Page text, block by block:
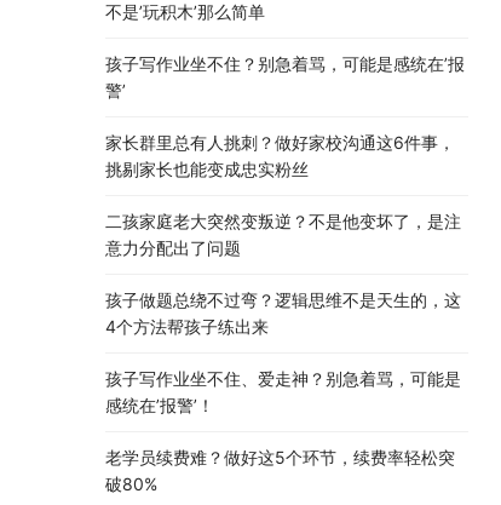
不是’玩积木’那么简单
孩子写作业坐不住？别急着骂，可能是感统在’报
警’
家长群里总有人挑刺？做好家校沟通这6件事，
挑剔家长也能变成忠实粉丝
二孩家庭老大突然变叛逆？不是他变坏了，是注
意力分配出了问题
孩子做题总绕不过弯？逻辑思维不是天生的，这
4个方法帮孩子练出来
孩子写作业坐不住、爱走神？别急着骂，可能是
感统在’报警’！
老学员续费难？做好这5个环节，续费率轻松突
破80%